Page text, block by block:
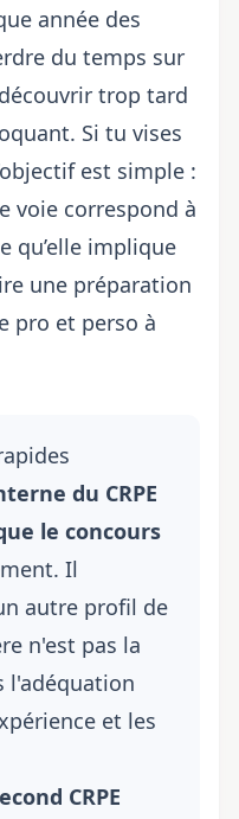
année des
du temps sur
trop tard
Si tu vises
est simple :
voie correspond à
qu’elle implique
une préparation
pro et perso à
du CRPE
le concours
Il
autre profil de
n'est pas la
l'adéquation
et les
CRPE